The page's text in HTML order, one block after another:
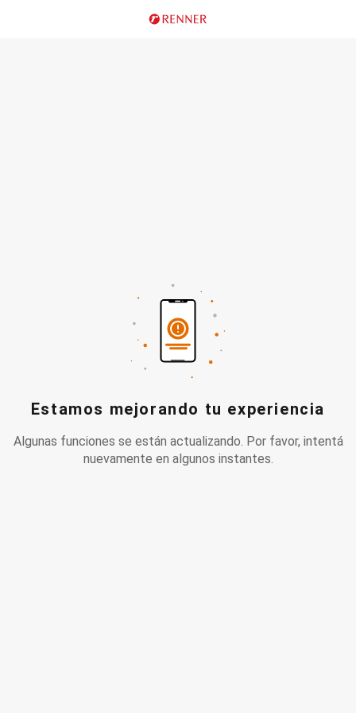
Estamos mejorando tu experiencia
Algunas funciones se están actualizando. Por favor, intentá
nuevamente en algunos instantes.